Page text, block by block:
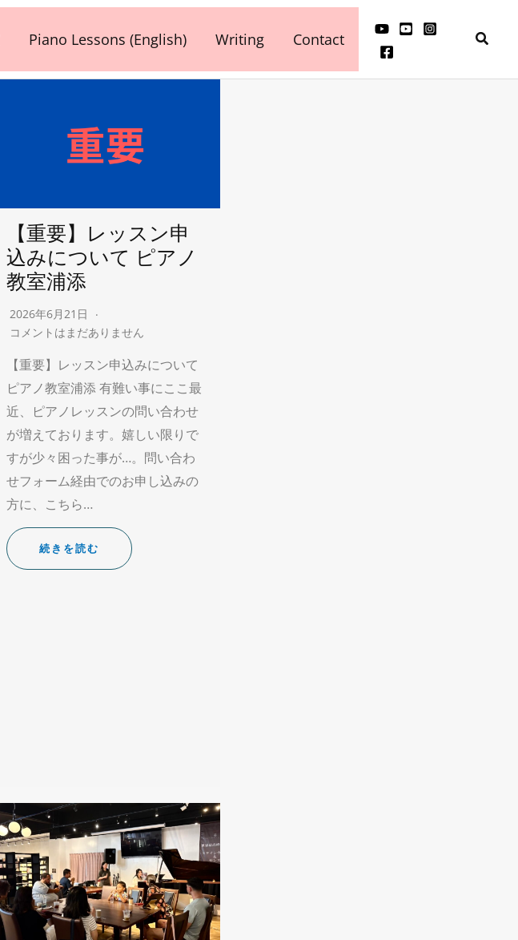
Piano Lessons (English) Writing Contact
検
【重要】レッスン申
込みについて ピアノ
教室浦添
2026年6月21日
コメントはまだありません
【重要】レッスン申込みについて
ピアノ教室浦添 有難い事にここ最
近、ピアノレッスンの問い合わせ
が増えております。嬉しい限りで
すが少々困った事が…。問い合わ
せフォーム経由でのお申し込みの
方に、こちら…
続きを読む